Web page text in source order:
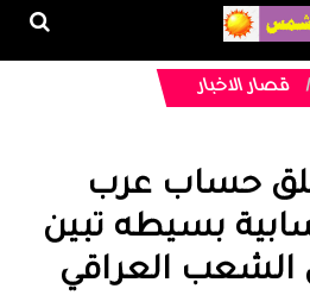
قصار الاخبار
حساب عرب
بسيطه تبين
الشعب العراقي